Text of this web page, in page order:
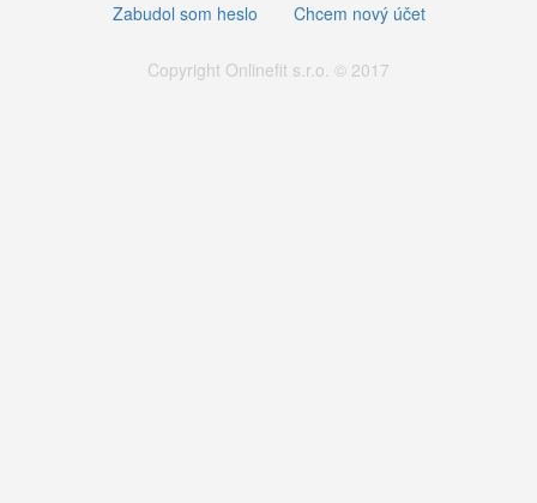
Zabudol som heslo Chcem nový účet
Copyright Onlinefit s.r.o. © 2017